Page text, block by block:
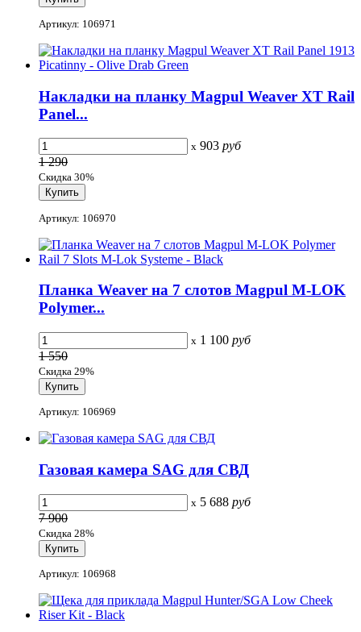
Артикул: 106971
Накладки на планку Magpul Weaver XT Rail
Panel...
x 903 руб
1 290
Скидка 30%
Артикул: 106970
Планка Weaver на 7 слотов Magpul M-LOK
Polymer...
x 1 100 руб
1 550
Скидка 29%
Артикул: 106969
Газовая камера SAG для СВД
x 5 688 руб
7 900
Скидка 28%
Артикул: 106968